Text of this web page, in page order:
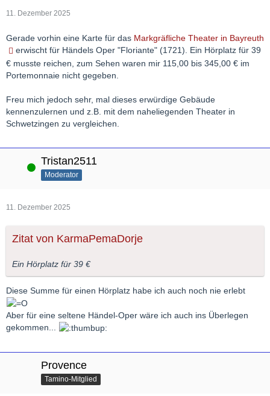
11. Dezember 2025
Gerade vorhin eine Karte für das Markgräfliche Theater in Bayreuth
erwischt für Händels Oper "Floriante" (1721). Ein Hörplatz für 39
€ musste reichen, zum Sehen waren mir 115,00 bis 345,00 € im
Portemonnaie nicht gegeben.
Freu mich jedoch sehr, mal dieses erwürdige Gebäude
kennenzulernen und z.B. mit dem naheliegenden Theater in
Schwetzingen zu vergleichen.
Online Tristan2511
Moderator
11. Dezember 2025
Zitat von KarmaPemaDorje
Ein Hörplatz für 39 €
Diese Summe für einen Hörplatz habe ich auch noch nie erlebt
Aber für eine seltene Händel-Oper wäre ich auch ins Überlegen
gekommen...
Provence
Tamino-Mitglied